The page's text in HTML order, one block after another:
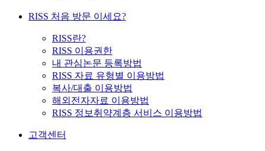
RISS 처음 방문 이세요?
RISS란?
RISS 이용권한
내 관심논문 등록방법
RISS 자료 유형별 이용방법
복사/대출 이용방법
해외전자자료 이용방법
RISS 정보취약계층 서비스 이용방법
고객센터